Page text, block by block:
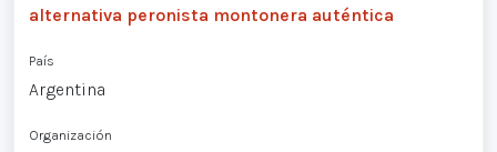
alternativa peronista montonera auténtica
País
Argentina
Organización